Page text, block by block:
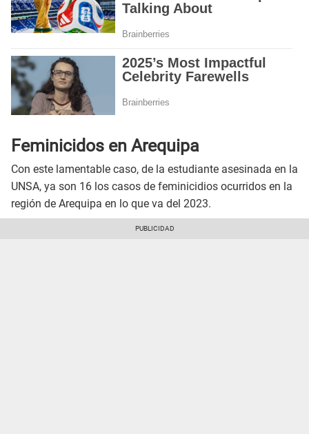
Feminicidos en Arequipa
Con este lamentable caso, de la estudiante asesinada en la
UNSA, ya son 16 los casos de feminicidios ocurridos en la
región de Arequipa en lo que va del 2023.